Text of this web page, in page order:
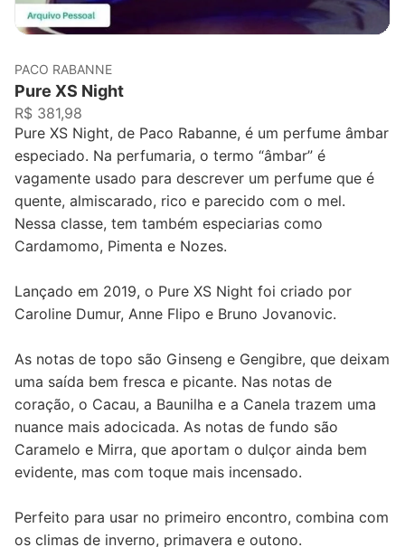
PACO RABANNE
Pure XS Night
R$ 381,98
Pure XS Night, de Paco Rabanne, é um perfume âmbar
especiado. Na perfumaria, o termo “âmbar” é
vagamente usado para descrever um perfume que é
quente, almiscarado, rico e parecido com o mel.
Nessa classe, tem também especiarias como
Cardamomo, Pimenta e Nozes.
Lançado em 2019, o Pure XS Night foi criado por
Caroline Dumur, Anne Flipo e Bruno Jovanovic.
As notas de topo são Ginseng e Gengibre, que deixam
uma saída bem fresca e picante. Nas notas de
coração, o Cacau, a Baunilha e a Canela trazem uma
nuance mais adocicada. As notas de fundo são
Caramelo e Mirra, que aportam o dulçor ainda bem
evidente, mas com toque mais incensado.
Perfeito para usar no primeiro encontro, combina com
os climas de inverno, primavera e outono.